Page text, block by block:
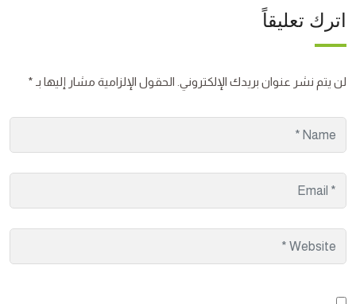
اترك تعليقاً
لن يتم نشر عنوان بريدك الإلكتروني. الحقول الإلزامية مشار إليها بـ *